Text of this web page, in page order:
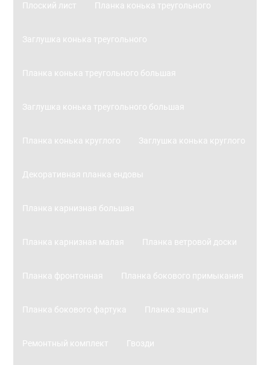
Плоский лист Планка конька треугольного
Заглушка конька треугольного
Планка конька треугольного большая
Заглушка конька треугольного большая
Планка конька круглого Заглушка конька круглого
Декоративная планка ендовы
Планка карнизная большая
Планка карнизная малая Планка ветровой доски
Планка фронтонная Планка бокового примыкания
Планка бокового фартука Планка защиты
Ремонтный комплект Гвозди